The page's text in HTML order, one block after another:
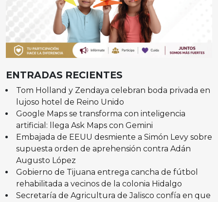
ENTRADAS RECIENTES
Tom Holland y Zendaya celebran boda privada en
lujoso hotel de Reino Unido
Google Maps se transforma con inteligencia
artificial: llega Ask Maps con Gemini
Embajada de EEUU desmiente a Simón Levy sobre
supuesta orden de aprehensión contra Adán
Augusto López
Gobierno de Tijuana entrega cancha de fútbol
rehabilitada a vecinos de la colonia Hidalgo
Secretaría de Agricultura de Jalisco confía en que